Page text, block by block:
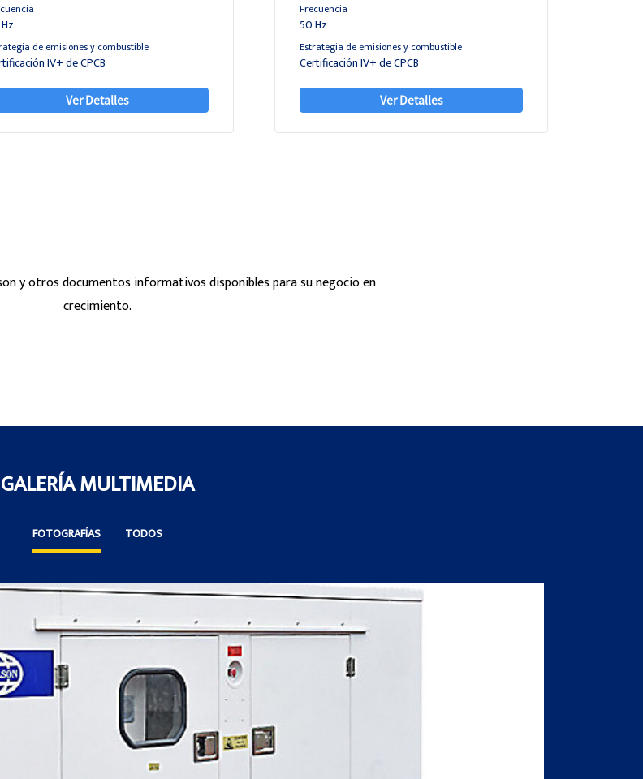
de emisiones y combustible
IV+ de CPCB
Ver Detalles
Frecuencia
50 Hz
Estrategia de emisiones y combustible
Certificación IV+ de CPCB
Ver Detalles
y otros documentos informativos disponibles para su negocio en
crecimiento.
GALERÍA MULTIMEDIA
FOTOGRAFÍAS TODOS